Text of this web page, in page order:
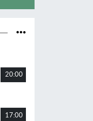
20:00
17:00